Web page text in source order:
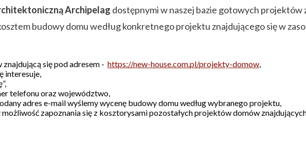
Archipelag dostępnymi w naszej bazie gotowych projektów
budowy domu według konkretnego projektu znajdującego się w
się pod adresem - https://new-house.com.pl/projekty-domow,
interesuje,
telefonu oraz województwo,
adres e-mail wyślemy wycenę budowy domu według wybranego projektu,
zapoznania się z kosztorysami pozostałych projektów domów